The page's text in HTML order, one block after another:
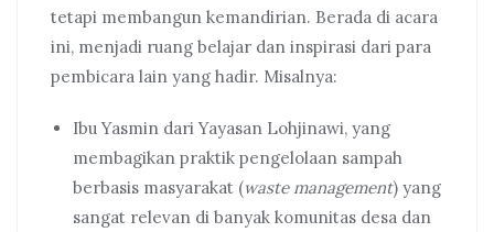
tetapi membangun kemandirian. Berada di acara
ini, menjadi ruang belajar dan inspirasi dari para
pembicara lain yang hadir. Misalnya:
Ibu Yasmin dari Yayasan Lohjinawi, yang
membagikan praktik pengelolaan sampah
berbasis masyarakat (waste management) yang
sangat relevan di banyak komunitas desa dan